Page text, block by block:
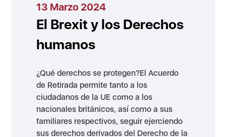
13 Marzo 2024
El Brexit y los Derechos
humanos
¿Qué derechos se protegen?El Acuerdo
de Retirada permite tanto a los
ciudadanos de la UE como a los
nacionales británicos, así como a sus
familiares respectivos, seguir ejerciendo
sus derechos derivados del Derecho de la